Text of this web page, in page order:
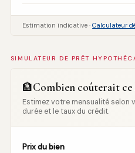
Estimation indicative ·Calculateur
SIMULATEUR DE PRÊT
🏦Combien coûterait ce
Estimez votre mensualité selon
durée et le taux du crédit.
Prix du bien